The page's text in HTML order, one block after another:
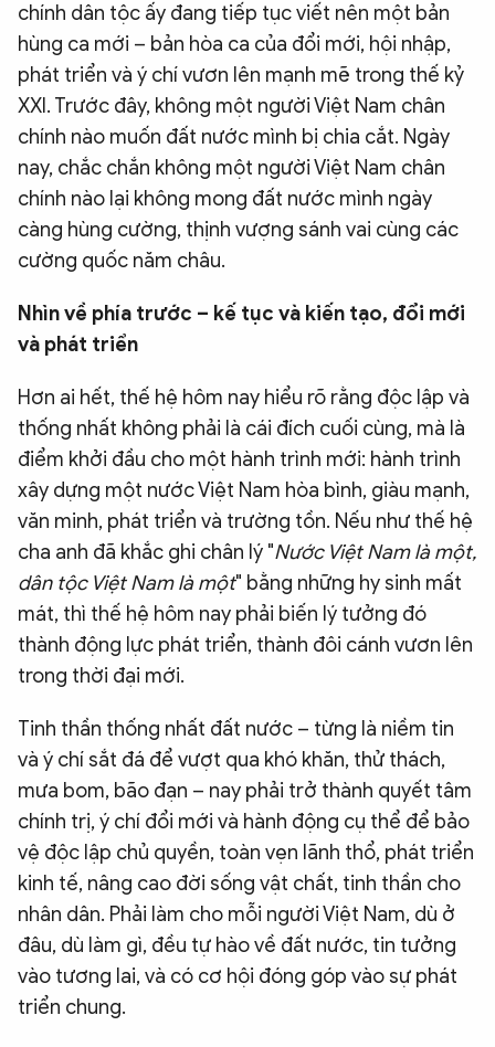
chính dân tộc ấy đang tiếp tục viết nên một bản
hùng ca mới – bản hòa ca của đổi mới, hội nhập,
phát triển và ý chí vươn lên mạnh mẽ trong thế kỷ
XXI. Trước đây, không một người Việt Nam chân
chính nào muốn đất nước mình bị chia cắt. Ngày
nay, chắc chắn không một người Việt Nam chân
chính nào lại không mong đất nước mình ngày
càng hùng cường, thịnh vượng sánh vai cùng các
cường quốc năm châu.
Nhìn về phía trước – kế tục và kiến tạo, đổi mới
và phát triển
Hơn ai hết, thế hệ hôm nay hiểu rõ rằng độc lập và
thống nhất không phải là cái đích cuối cùng, mà là
điểm khởi đầu cho một hành trình mới: hành trình
xây dựng một nước Việt Nam hòa bình, giàu mạnh,
văn minh, phát triển và trường tồn. Nếu như thế hệ
cha anh đã khắc ghi chân lý "Nước Việt Nam là một,
dân tộc Việt Nam là một" bằng những hy sinh mất
mát, thì thế hệ hôm nay phải biến lý tưởng đó
thành động lực phát triển, thành đôi cánh vươn lên
trong thời đại mới.
Tinh thần thống nhất đất nước – từng là niềm tin
và ý chí sắt đá để vượt qua khó khăn, thử thách,
mưa bom, bão đạn – nay phải trở thành quyết tâm
chính trị, ý chí đổi mới và hành động cụ thể để bảo
vệ độc lập chủ quyền, toàn vẹn lãnh thổ, phát triển
kinh tế, nâng cao đời sống vật chất, tinh thần cho
nhân dân. Phải làm cho mỗi người Việt Nam, dù ở
đâu, dù làm gì, đều tự hào về đất nước, tin tưởng
vào tương lai, và có cơ hội đóng góp vào sự phát
triển chung.